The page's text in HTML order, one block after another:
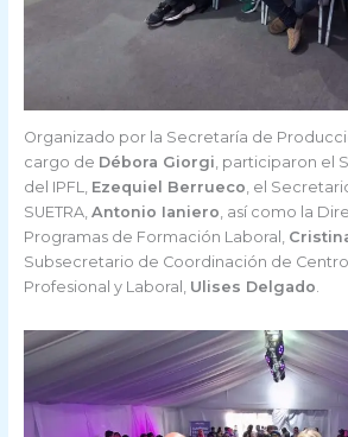
Organizado por la Secretaría de
cargo de Débora Giorgi, participaron el
del IPFL, Ezequiel Berrueco, el
SUETRA, Antonio Ianiero, así como la
Programas de Formación Laboral,
Subsecretario de Coordinación de
Profesional y Laboral, Ulises Delgado.